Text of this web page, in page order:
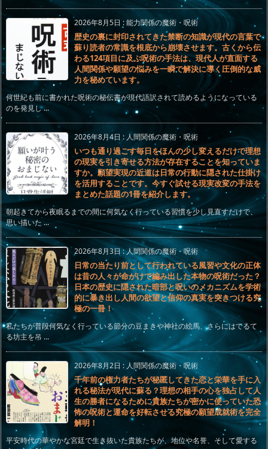
2026年8月5日 :能力関係の魔術・呪術
歴史の裏に封印されてきた禁断の知識が現代の言葉で
蘇り読者の常識を根底から崩壊させます。古くから伝
わる124項目に及ぶ呪術の手法は、現代人が直面する
人間関係や願望の悩みを一瞬で解決に導く圧倒的な威
力を秘めています。
何世紀も前に書かれた呪術の秘伝書が現代語訳されて読めるようになっている
のを発見し ...
2026年8月4日 : 人間関係の魔術・呪術
いつも通り過ごす毎日をほんの少し変えるだけで理想
の現実を引き寄せる方法が存在することを知っていま
すか。願望実現の近道は日常の行動に隠された仕掛け
を活用することです。今すぐ試せる現実改変の手法を
まとめた話題の1冊を紹介します。
朝起きてから夜眠るまでの間に何気なく行っている習慣を少し見直すだけで、
思い描いた ...
2026年8月3日:人間関係の魔術・呪術
日常の当たり前として行われている風習や文化の正体
は昔の人々が命がけで編み出した本物の呪術だった？
日本の歴史に隠された暗部と呪いのメカニズムを学術
的に暴き出し人間の欲望と信仰の真実を突きつける究
極の一冊！
私たちが普段何気なく行っている節分の豆まきや神社の絵馬、さらにはてるて
る坊主を吊 ...
2026年8月2日 : 人間関係の魔術・呪術
千年前の権力者たちが秘匿してきた恋と栄華を手に入
れる秘法が現代に蘇る？理想の相手の心を独占して人
生の勝者になるために貴族たちが密かに使っていた恐
怖の呪術と運命を好転させる究極の願望成就術を完全
解明！
平安時代の華やかな宮廷で生き抜いた貴族たちが、地位や名誉、そして愛する